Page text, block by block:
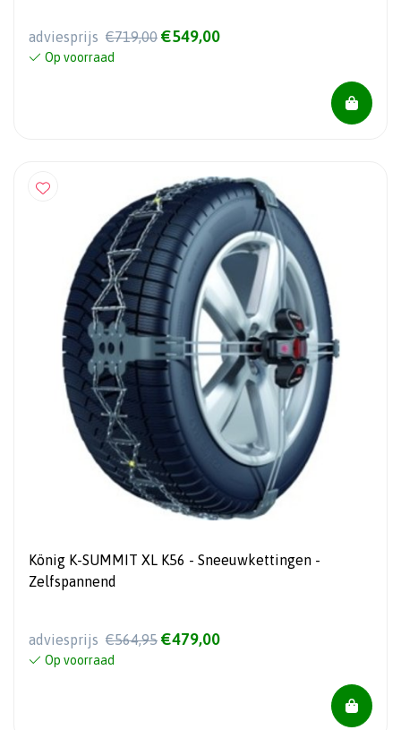
adviesprijs €719,00 €549,00
Op voorraad
König K-SUMMIT XL K56 - Sneeuwkettingen -
Zelfspannend
adviesprijs €564,95 €479,00
Op voorraad